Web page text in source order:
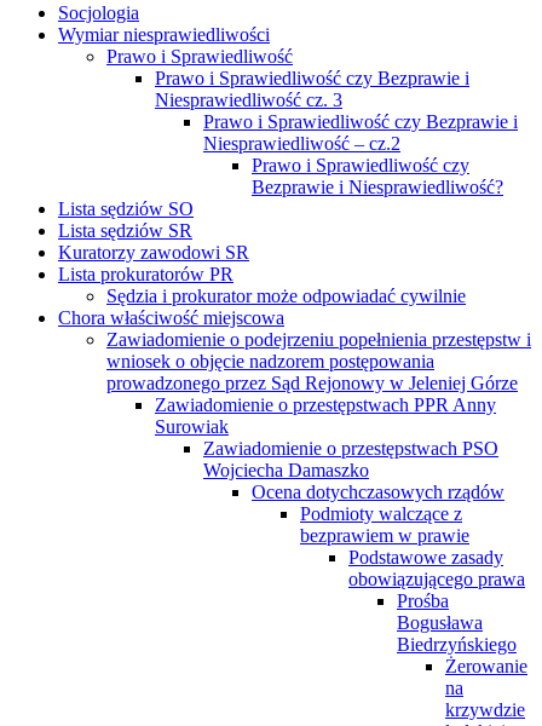
Socjologia
Wymiar niesprawiedliwości
Prawo i Sprawiedliwość
Prawo i Sprawiedliwość czy Bezprawie i
Niesprawiedliwość cz. 3
Prawo i Sprawiedliwość czy Bezprawie i
Niesprawiedliwość – cz.2
Prawo i Sprawiedliwość czy
Bezprawie i Niesprawiedliwość?
Lista sędziów SO
Lista sędziów SR
Kuratorzy zawodowi SR
Lista prokuratorów PR
Sędzia i prokurator może odpowiadać cywilnie
Chora właściwość miejscowa
Zawiadomienie o podejrzeniu popełnienia przestępstw i
wniosek o objęcie nadzorem postępowania
prowadzonego przez Sąd Rejonowy w Jeleniej Górze
Zawiadomienie o przestępstwach PPR Anny
Surowiak
Zawiadomienie o przestępstwach PSO
Wojciecha Damaszko
Ocena dotychczasowych rządów
Podmioty walczące z
bezprawiem w prawie
Podstawowe zasady
obowiązującego prawa
Prośba
Bogusława
Biedrzyńskiego
Żerowanie
na
krzywdzie